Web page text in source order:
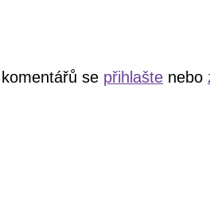
se přihlašte nebo